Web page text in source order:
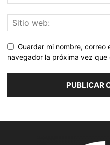
Guardar mi nombre, correo
navegador la próxima vez que